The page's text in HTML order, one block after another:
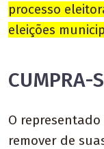
processo
eleições
CUMPRA-
O
remover de